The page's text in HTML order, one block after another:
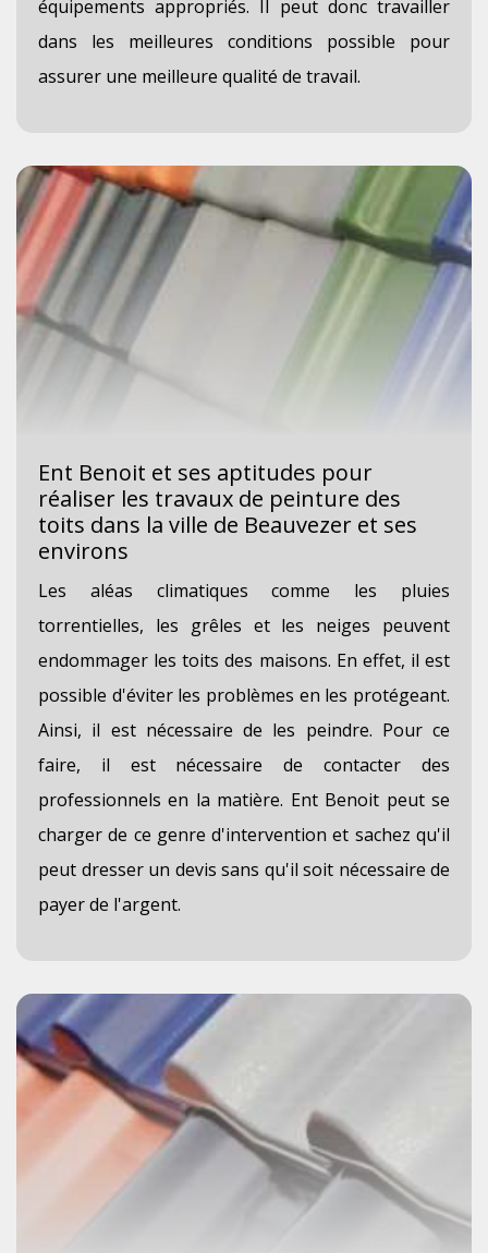
équipements appropriés. Il peut donc travailler
dans les meilleures conditions possible pour
assurer une meilleure qualité de travail.
Ent Benoit et ses aptitudes pour
réaliser les travaux de peinture des
toits dans la ville de Beauvezer et ses
environs
Les aléas climatiques comme les pluies
torrentielles, les grêles et les neiges peuvent
endommager les toits des maisons. En effet, il est
possible d'éviter les problèmes en les protégeant.
Ainsi, il est nécessaire de les peindre. Pour ce
faire, il est nécessaire de contacter des
professionnels en la matière. Ent Benoit peut se
charger de ce genre d'intervention et sachez qu'il
peut dresser un devis sans qu'il soit nécessaire de
payer de l'argent.